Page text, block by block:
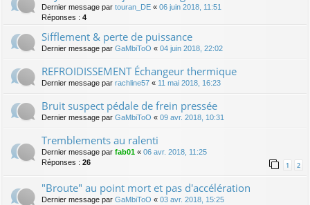
Dernier message par touran_DE « 06 juin 2018, 11:51
Réponses : 4
Sifflement & perte de puissance
Dernier message par GaMbiToO « 04 juin 2018, 22:02
REFROIDISSEMENT Échangeur thermique
Dernier message par rachline57 « 11 mai 2018, 16:23
Bruit suspect pédale de frein pressée
Dernier message par GaMbiToO « 09 avr. 2018, 10:31
Tremblements au ralenti
Dernier message par fab01 « 06 avr. 2018, 11:25
Réponses : 26 1 2
"Broute" au point mort et pas d'accélération
Dernier message par GaMbiToO « 03 avr. 2018, 15:25